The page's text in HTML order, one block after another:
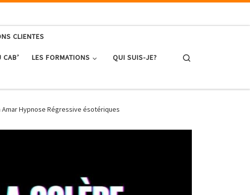
CLIENTES
CAB’ LES FORMATIONS QUI SUIS-JE?
Hypnose Régressive ésotériques